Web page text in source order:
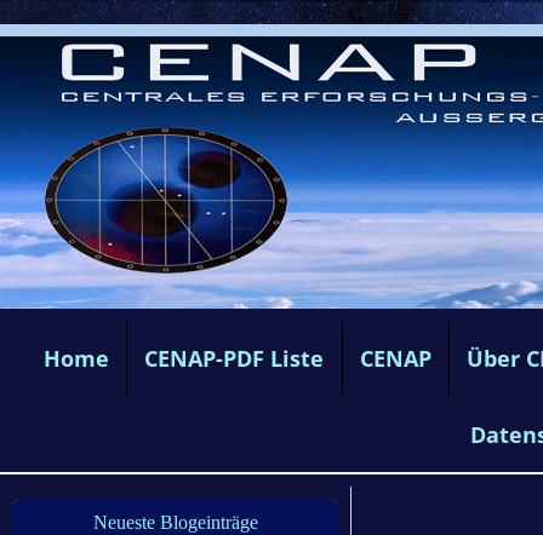
Home CENAP-PDF Liste CENAP Über
Neueste Blogeinträge